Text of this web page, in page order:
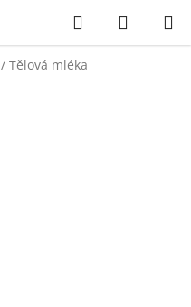
Hledat
KOŠÍK
/ Tělová mléka